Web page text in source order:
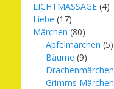
LICHTMASSAGE (4)
Liebe (17)
Märchen (80)
Apfelmärchen (5)
Bäume (9)
Drachenmärchen
Grimms Märchen